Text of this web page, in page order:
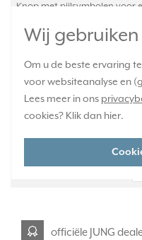
Wij
Om u de beste ervaring
voor websiteanalyse en
Lees meer in ons
cookies? Klik dan hier.
Knop met pijlsymbolen voor
Duroplast: zeer krasvast en
Verwachte levertijd:
1-2 weken
Huidige voorraad:
35,95 -
officiële JUNG